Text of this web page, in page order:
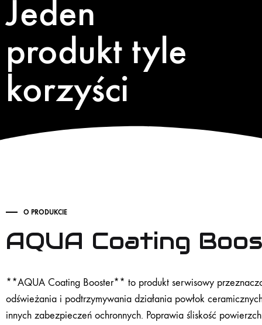
Jeden
produkt tyle
korzyści
O PRODUKCIE
AQUA Coating
**AQUA Coating Booster** to produkt serwisowy
odświeżania i podtrzymywania działania powłok
innych zabezpieczeń ochronnych. Poprawia śliskość